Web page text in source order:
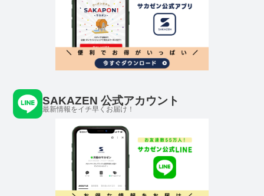
SAKAZEN 公式アカウント
最新情報をイチ早くお届け！